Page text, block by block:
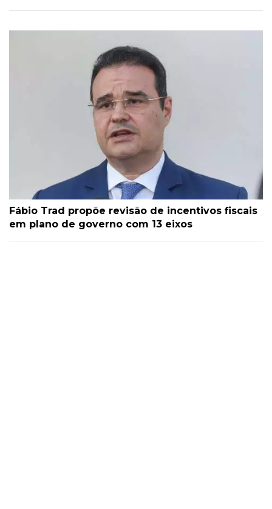
Fábio Trad propõe revisão de incentivos fiscais
em plano de governo com 13 eixos